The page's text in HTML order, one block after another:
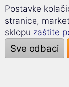
Sa
učite
Sve
Postavke
stranice,
sklopu zaštite
Sve odbaci